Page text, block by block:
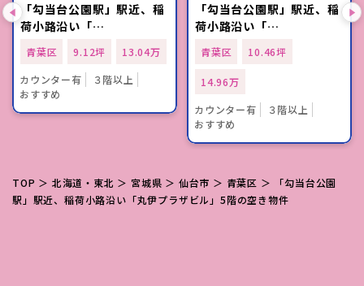
「勾当台公園駅」駅近、稲
荷小路沿い「…
青葉区 9.12坪
13.04万
カウンター有
３階以上
おすすめ
「勾当台公園駅」駅近、稲
荷小路沿い「…
青葉区 10.46坪
14.96万
カウンター有
３階以上
おすすめ
TOP ＞ 北海道・東北 ＞ 宮城県 ＞ 仙台市 ＞ 青葉区 ＞ 「勾当台公園
駅」駅近、稲荷小路沿い「丸伊プラザビル」5階の空き物件